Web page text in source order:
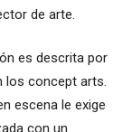
de arte.
es descrita por
los concept arts.
escena le exige
con un